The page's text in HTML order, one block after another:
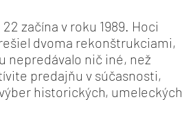
začína v roku 1989. Hoci
dvoma rekonštrukciami,
nepredávalo nič iné, než
predajňu v súčasnosti,
historických, umeleckých